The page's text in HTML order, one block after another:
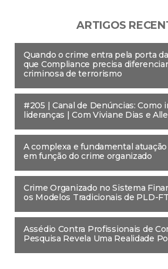
ARTIGOS
Quando o crime entra pela porta
que Compliance precisa
criminosa de terrorismo
#205 | Canal de Denúncias: Como
lideranças | Com Viviane Dias e
A complexa e fundamental
em função do crime organizado
Crime Organizado no Sistema
os Modelos Tradicionais de PLD-
Assédio Contra Profissionais de
Pesquisa Revela Uma Realidade